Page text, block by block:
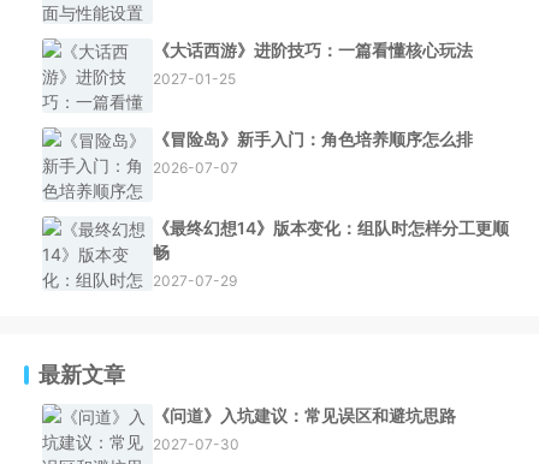
《大话西游》进阶技巧：一篇看懂核心玩法
2027-01-25
《冒险岛》新手入门：角色培养顺序怎么排
2026-07-07
《最终幻想14》版本变化：组队时怎样分工更顺
畅
2027-07-29
最新文章
《问道》入坑建议：常见误区和避坑思路
2027-07-30